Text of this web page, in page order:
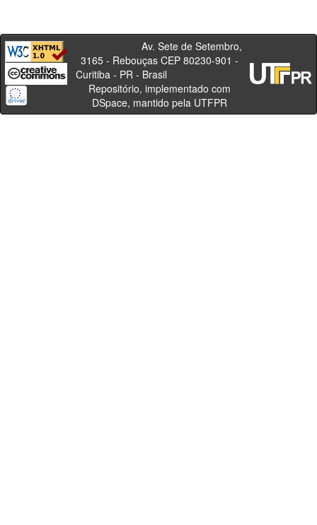
Av. Sete de Setembro,
3165 - Rebouças CEP 80230-901 -
Curitiba - PR - Brasil
Repositório, implementado com
DSpace, mantido pela UTFPR